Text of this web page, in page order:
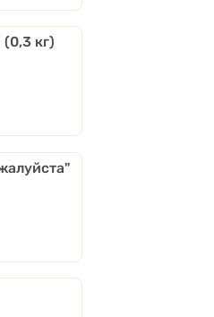
кг)